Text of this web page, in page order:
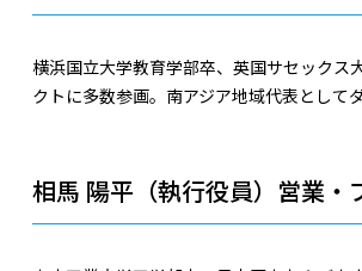
横浜国立大学教育学部卒、英国サセックス
クトに多数参画。南アジア地域代表とし
相馬 陽平（執行役員）営業・